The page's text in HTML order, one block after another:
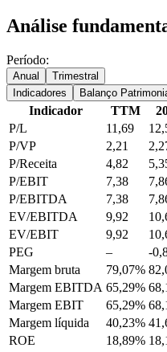
Análise
Período:
Anual
Trimestral
Indicadores
Balanço
Indicador TTM
P/L
11,69
P/VP
2,21
P/Receita
4,82
P/EBIT
7,38
P/EBITDA
7,38
EV/EBITDA
9,92
EV/EBIT
9,92
PEG
– -
Margem bruta
79,07%
Margem EBITDA 65,29%
Margem EBIT
65,29%
Margem líquida
40,23%
ROE
18,89%